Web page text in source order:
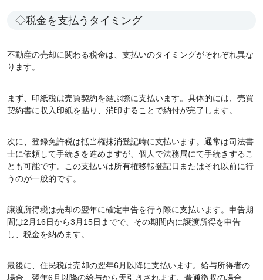
◇税金を支払うタイミング
不動産の売却に関わる税金は、支払いのタイミングがそれぞれ異な
ります。
まず、印紙税は売買契約を結ぶ際に支払います。具体的には、売買
契約書に収入印紙を貼り、消印することで納付が完了します。
次に、登録免許税は抵当権抹消登記時に支払います。通常は司法書
士に依頼して手続きを進めますが、個人で法務局にて手続きするこ
とも可能です。この支払いは所有権移転登記日またはそれ以前に行
うのが一般的です。
譲渡所得税は売却の翌年に確定申告を行う際に支払います。申告期
間は2月16日から3月15日までで、その期間内に譲渡所得を申告
し、税金を納めます。
最後に、住民税は売却の翌年6月以降に支払います。給与所得者の
場合、翌年6月以降の給与から天引きされます。普通徴収の場合